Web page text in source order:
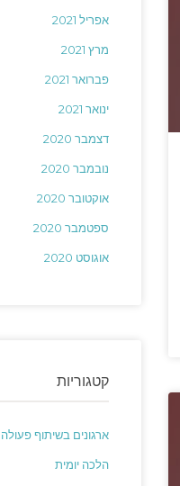
אפריל 2021
מרץ 2021
פברואר 2021
ינואר 2021
דצמבר 2020
נובמבר 2020
אוקטובר 2020
ספטמבר 2020
אוגוסט 2020
קטגוריות
ארגונים בשיתוף פעולה
הלכה יומית